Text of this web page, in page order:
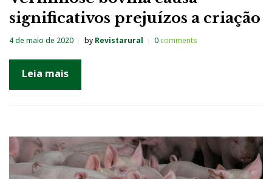
significativos prejuízos a criação
4 de maio de 2020 by Revistarural 0comments
Leia mais